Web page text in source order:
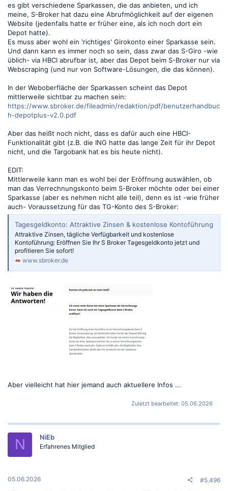
es gibt verschiedene Sparkassen, die das anbieten, und ich
meine, S-Broker hat dazu eine Abrufmöglichkeit auf der eigenen
Website (jedenfalls hatte er früher eine, als ich noch dort ein
Depot hatte).
Es muss aber wohl ein 'richtiges' Girokonto einer Sparkasse sein.
Und dann kann es immer noch so sein, dass zwar das S-Giro -wie
üblich- via HBCI abrufbar ist, aber das Depot beim S-Broker nur via
Webscraping (und nur von Software-Lösungen, die das können).
In der Weboberfläche der Sparkassen scheint das Depot
mittlerweile sichtbar zu machen sein:
https://www.sbroker.de/fileadmin/redaktion/pdf/benutzerhandbuc
h-depotplus-v2.0.pdf
Aber das heißt noch nicht, dass es dafür auch eine HBCI-
Funktionalität gibt (z.B. die ING hatte das lange Zeit für ihr Depot
nicht, und die Targobank hat es bis heute nicht).
EDIT:
Mittlerweile kann man es wohl bei der Eröffnung auswählen, ob
man das Verrechnungskonto beim S-Broker möchte oder bei einer
Sparkasse (aber es nehmen nicht alle teil), denn es ist -wie früher
auch- Voraussetzung für das TG-Konto des S-Broker:
Tagesgeldkonto: Attraktive Zinsen & kostenlose Kontoführung
Attraktive Zinsen, tägliche Verfügbarkeit und kostenlose
Kontoführung: Eröffnen Sie Ihr S Broker Tagesgeldkonto jetzt und
profitieren Sie sofort!
www.sbroker.de
Aber vielleicht hat hier jemand auch aktuellere Infos ...
Zuletzt bearbeitet: 05.06.2026
N NiEb
Erfahrenes Mitglied
05.06.2026 #5.496